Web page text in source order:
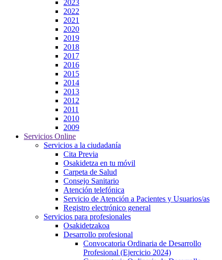
2023
2022
2021
2020
2019
2018
2017
2016
2015
2014
2013
2012
2011
2010
2009
Servicios Online
Servicios a la ciudadanía
Cita Previa
Osakidetza en tu móvil
Carpeta de Salud
Consejo Sanitario
Atención telefónica
Servicio de Atención a Pacientes y Usuarios/as
Registro electrónico general
Servicios para profesionales
Osakidetzakoa
Desarrollo profesional
Convocatoria Ordinaria de Desarrollo
Profesional (Ejercicio 2024)